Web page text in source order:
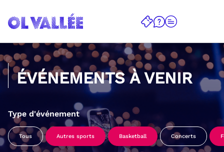
ÉVÉNEMENTS À VENIR
Type d'événement
Tous Autres sports Basketball Concerts